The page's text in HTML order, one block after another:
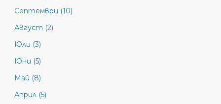
Септември (10)
Август (2)
Юли (3)
Юни (5)
Май (8)
Април (5)